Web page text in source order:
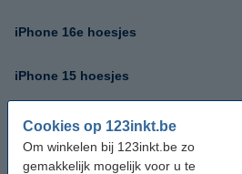
Cookies op 123inkt.be
Om winkelen bij 123inkt.be zo
gemakkelijk mogelijk voor u te
iPhone 16e hoesjes
iPhone 15 hoesjes
iPhone 14 hoesjes
iPhone se hoesjes